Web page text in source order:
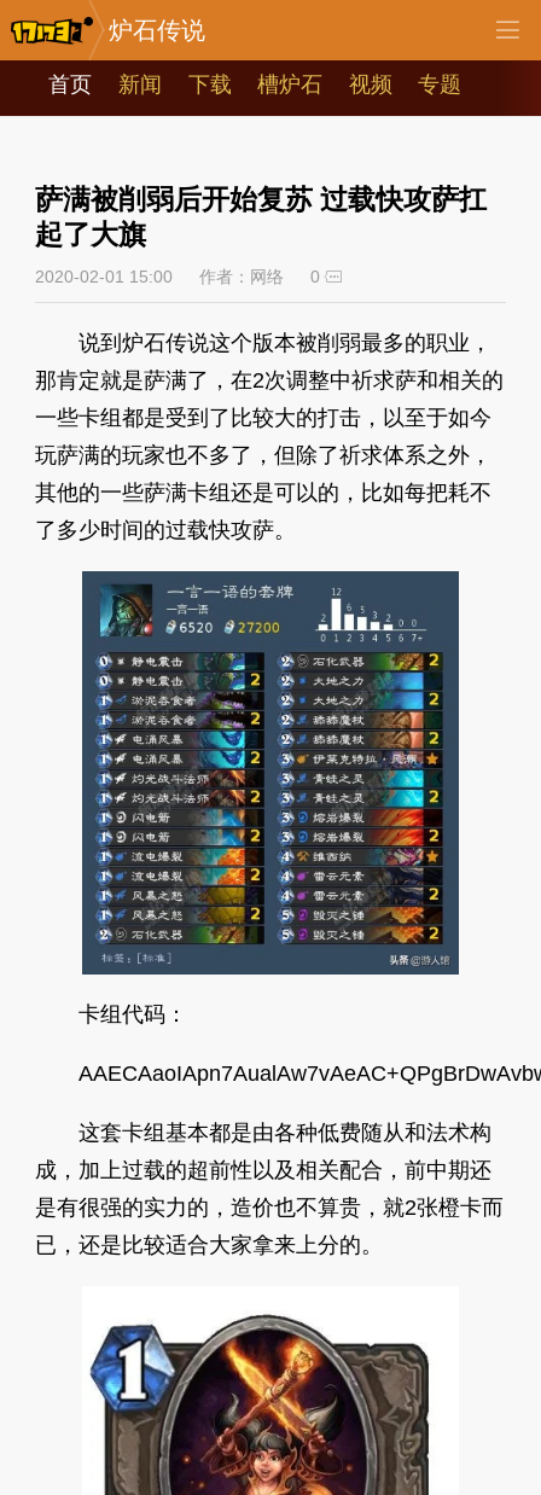
炉石传说
首页 新闻 下载 槽炉石 视频 专题
萨满被削弱后开始复苏 过载快攻萨扛
起了大旗
2020-02-01 15:00 作者：网络 0
说到炉石传说这个版本被削弱最多的职业，
那肯定就是萨满了，在2次调整中祈求萨和相关的
一些卡组都是受到了比较大的打击，以至于如今
玩萨满的玩家也不多了，但除了祈求体系之外，
其他的一些萨满卡组还是可以的，比如每把耗不
了多少时间的过载快攻萨。
卡组代码：
这套卡组基本都是由各种低费随从和法术构
成，加上过载的超前性以及相关配合，前中期还
是有很强的实力的，造价也不算贵，就2张橙卡而
已，还是比较适合大家拿来上分的。